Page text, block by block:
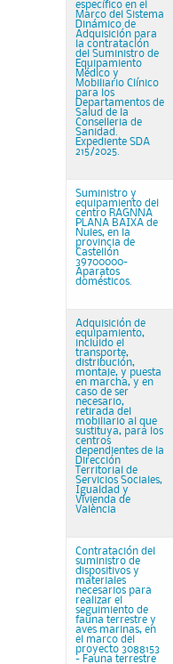
específico en el
Marco del Sistema
Dinámico de
Adquisición para
la contratación
del Suministro de
Equipamiento
Médico y
Mobiliario Clínico
para los
Departamentos de
Salud de la
Conselleria de
Sanidad.
Expediente SDA
215/2025.
Suministro y
equipamiento del
centro RAGNNA
PLANA BAIXA de
Nules, en la
provincia de
Castellón
39700000-
Aparatos
domésticos.
Adquisición de
equipamiento,
incluido el
transporte,
distribución,
montaje, y puesta
en marcha, y en
caso de ser
necesario,
retirada del
mobiliario al que
sustituya, para los
centros
dependientes de la
Dirección
Territorial de
Servicios Sociales,
Igualdad y
Vivienda de
València
Contratación del
suministro de
dispositivos y
materiales
necesarios para
realizar el
seguimiento de
fauna terrestre y
aves marinas, en
el marco del
proyecto 3088153
- Fauna terrestre